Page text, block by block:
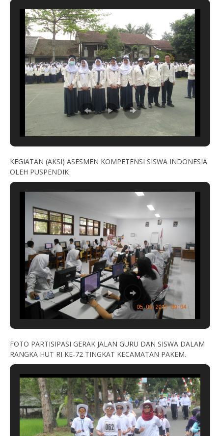
KEGIATAN (AKSI) ASESMEN KOMPETENSI SISWA INDONESIA
OLEH PUSPENDIK
FOTO PARTISIPASI GERAK JALAN GURU DAN SISWA DALAM
RANGKA HUT RI KE-72 TINGKAT KECAMATAN PAKEM.